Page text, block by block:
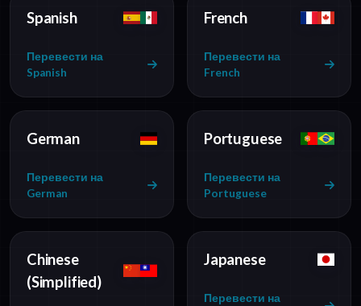
Spanish
Перевести на
Spanish
French
Перевести на
French
German
Перевести на
German
Portuguese
Перевести на
Portuguese
Chinese
(Simplified)
Japanese
Перевести на